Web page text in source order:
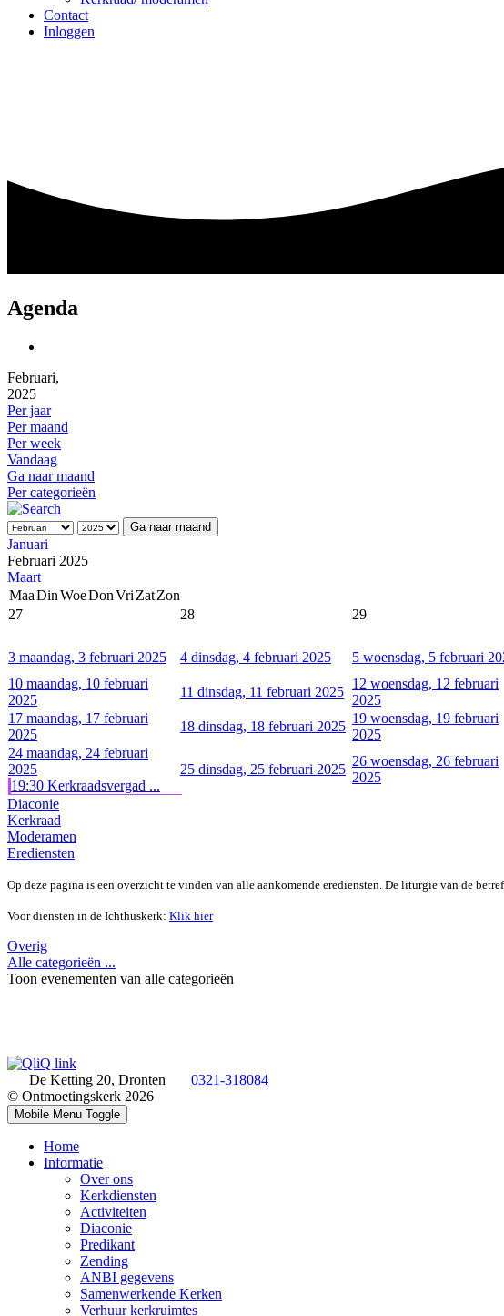
Contact
Inloggen
Agenda
Februari,
2025
Per jaar
Per maand
Per week
Vandaag
Ga naar maand
Per categorieën
Ga naar maand
Januari
Februari 2025
Maart
MaaDinWoeDonVri ZatZon
27
28 29
3 maandag, 3 februari 2025 4 dinsdag, 4 februari 2025 5 woensdag, 5 februari
10 maandag, 10 februari
2025
11 dinsdag, 11 februari 2025
12 woensdag, 12 februari
2025
17 maandag, 17 februari
2025
18 dinsdag, 18 februari 2025
19 woensdag, 19 februari
2025
24 maandag, 24 februari
2025
19:30 Kerkraadsvergad ...
25 dinsdag, 25 februari 2025
26 woensdag, 26 februari
2025
Diaconie
Kerkraad
Moderamen
Erediensten
Op deze pagina is een overzicht te vinden van alle aankomende erediensten. De liturgie van de
Voor diensten in de Ichthuskerk: Klik hier
Overig
Alle categorieën ...
Toon evenementen van alle categorieën
De Ketting 20, Dronten
0321-318084
© Ontmoetingskerk 2026
Mobile Menu Toggle
Home
Informatie
Over ons
Kerkdiensten
Activiteiten
Diaconie
Predikant
Zending
ANBI gegevens
Samenwerkende Kerken
Verhuur kerkruimtes